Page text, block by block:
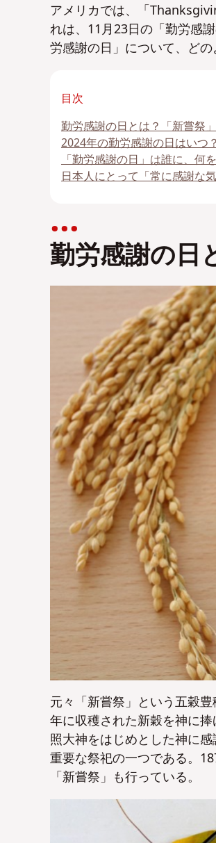
アメリカでは、「
れは、11月23日の「勤労感
労感謝の日」について、ど
目次
勤労感謝の日とは？「新嘗祭
2024年の勤労感謝の日はいつ
「勤労感謝の日」は誰に、何
日本人にとって「常に感謝な
勤労感謝の日
元々「新嘗祭」という五穀
年に収穫された新穀を神に
照大神をはじめとした神に
重要な祭祀の一つである。
「新嘗祭」も行っている。